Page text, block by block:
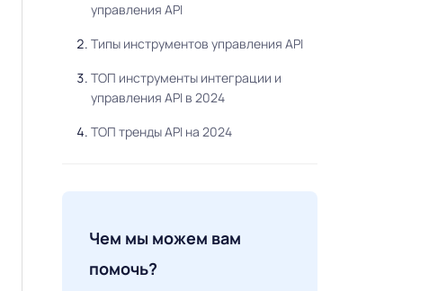
управления API
Типы инструментов управления API
ТОП инструменты интеграции и
управления API в 2024
ТОП тренды API на 2024
Чем мы можем вам
помочь?